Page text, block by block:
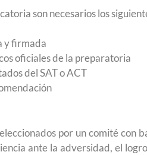
son necesarios los
y firmada
oficiales de la preparatoria
del SAT o ACT
por un comité con
ante la adversidad, el
anuncia cambio de regla que
al solicitante